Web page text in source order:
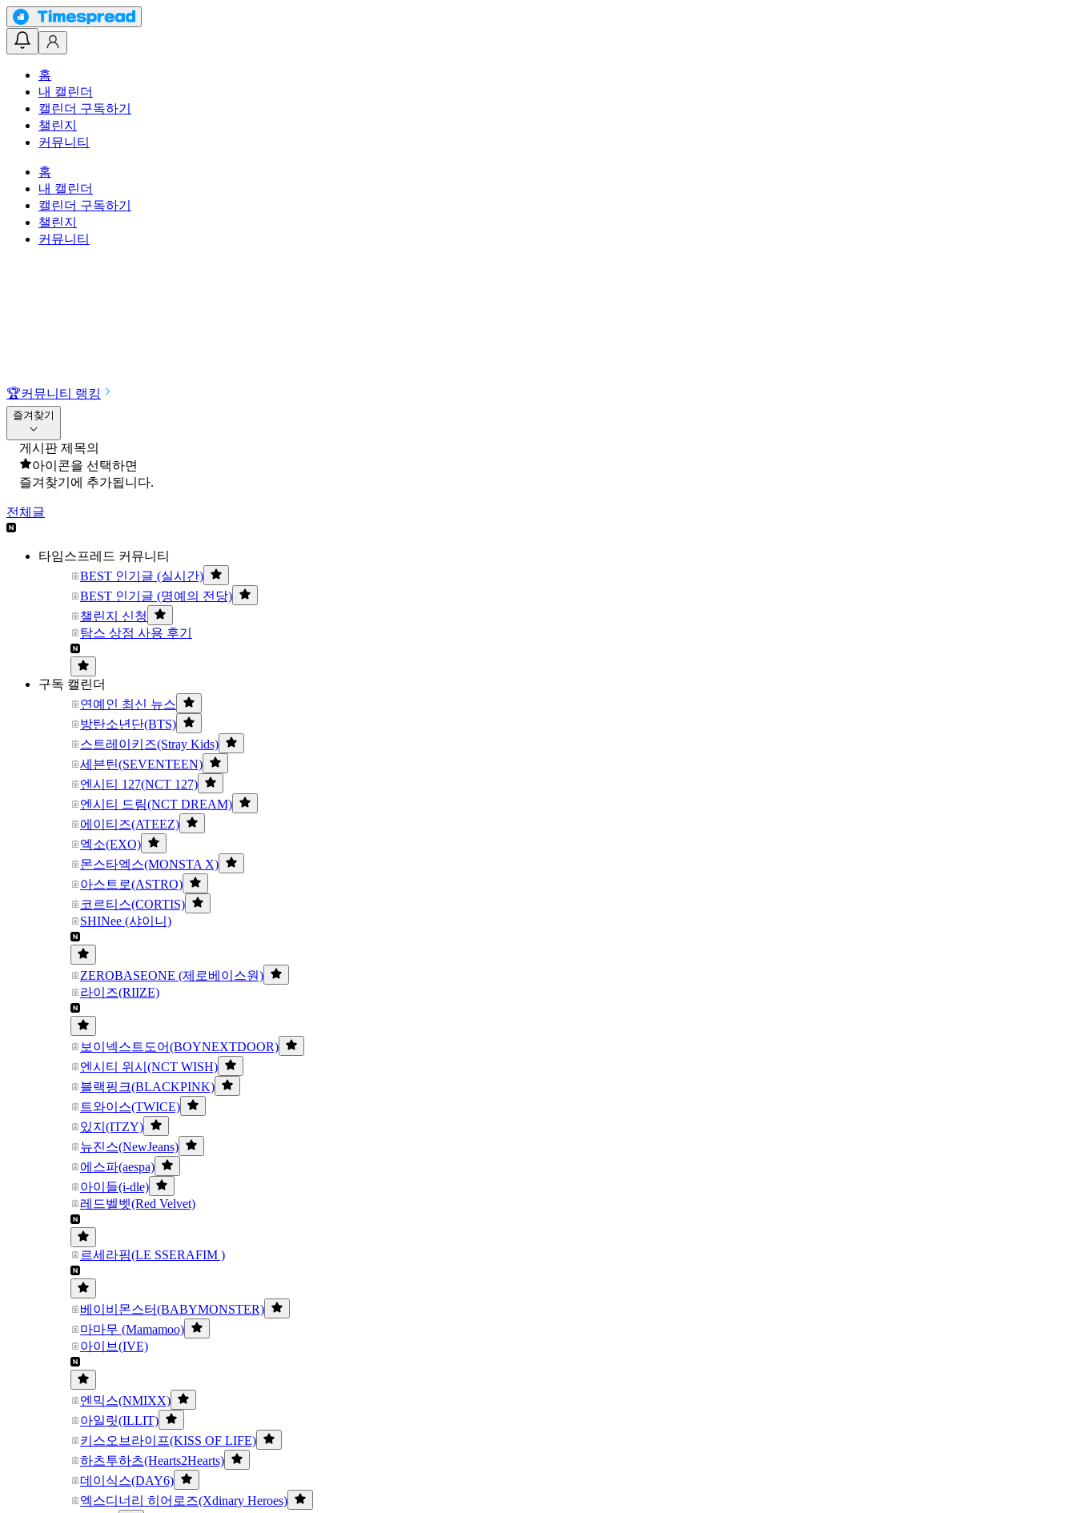
홈
내 캘린더
캘린더 구독하기
챌린지
커뮤니티
홈
내 캘린더
캘린더 구독하기
챌린지
커뮤니티
🏆커뮤니티 랭킹
즐겨찾기
게시판 제목의
아이콘을 선택하면
즐겨찾기에 추가됩니다.
전체글
타임스프레드 커뮤니티
BEST 인기글 (실시간)
BEST 인기글 (명예의 전당)
챌린지 신청
탐스 상점 사용 후기
구독 캘린더
연예인 최신 뉴스
방탄소년단(BTS)
스트레이키즈(Stray Kids)
세븐틴(SEVENTEEN)
엔시티 127(NCT 127)
엔시티 드림(NCT DREAM)
에이티즈(ATEEZ)
엑소(EXO)
몬스타엑스(MONSTA X)
아스트로(ASTRO)
코르티스(CORTIS)
SHINee (샤이니)
ZEROBASEONE (제로베이스원)
라이즈(RIIZE)
보이넥스트도어(BOYNEXTDOOR)
엔시티 위시(NCT WISH)
블랙핑크(BLACKPINK)
트와이스(TWICE)
있지(ITZY)
뉴진스(NewJeans)
에스파(aespa)
아이들(i-dle)
레드벨벳(Red Velvet)
르세라핌(LE SSERAFIM )
베이비몬스터(BABYMONSTER)
마마무 (Mamamoo)
아이브(IVE)
엔믹스(NMIXX)
아일릿(ILLIT)
키스오브라이프(KISS OF LIFE)
하츠투하츠(Hearts2Hearts)
데이식스(DAY6)
엑스디너리 히어로즈(Xdinary Heroes)